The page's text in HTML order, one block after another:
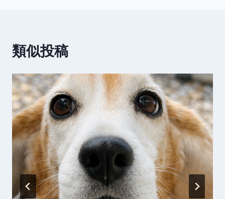
シ
ョ
ン
類似投稿